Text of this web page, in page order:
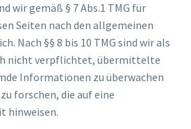
wir gemäß § 7 Abs.1 TMG für
Seiten nach den allgemeinen
Nach §§ 8 bis 10 TMG sind wir als
nicht verpflichtet, übermittelte
Informationen zu überwachen
forschen, die auf eine
hinweisen.